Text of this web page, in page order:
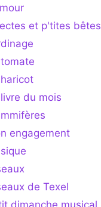
et p'tites bêtes
du mois
engagement
de Texel
dimanche musical